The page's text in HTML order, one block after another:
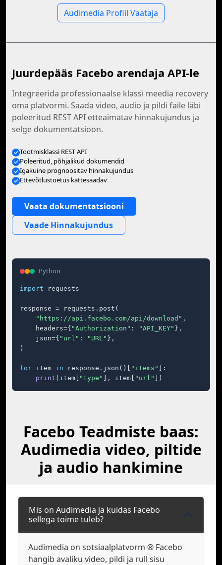
Audimedia Profiil Vaataja
Juurdepääs Facebo arendaja API-le
Integreerida professionaalse klassi meedia recovery
oma platvormi. Saada video, audio ja pildi faile läbi
poleeritud REST API etteaimatav hinnakujundus ja
selge dokumentatsioon.
Tootmisklassi REST API
Poleeritud, põhjalikud dokumendid
Igakuine prognoositav hinnakujundus
Ettevõtlustoetus kättesaadav
Vaata dokumentatsiooni
Vaade Hinnakujundus
Python
import requests
response = requests.post(
"https://api.facebo.com/api/download" ,
    headers={
"Authorization" : "API_KEY" },
    json={
"url" : "URL" },
)
for item in response.json()[ "items"
]:
print (item[ "type" ], item[ "url" ])
Facebo Teadmiste baas:
Audimedia video, piltide
ja audio hankimine
Mis on Audimedia ja kuidas Facebo
sellega toime tuleb?
Audimedia on sotsiaalplatvorm ® Facebo
hangib avaliku video, pildi ja rull sisu